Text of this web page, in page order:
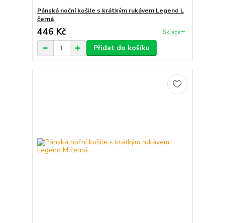
Pánská noční košile s krátkým rukávem Legend L
černá
446 Kč Skladem
Přidat do košíku